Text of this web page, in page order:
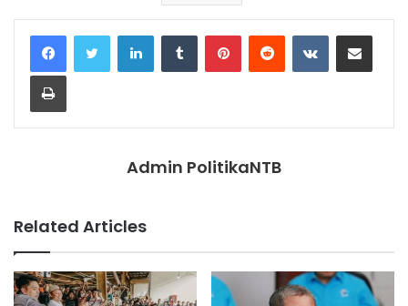
LinkedInTumblr PinterestReddit VKontakteShare via Email
Print
Admin PolitikaNTB
Related Articles